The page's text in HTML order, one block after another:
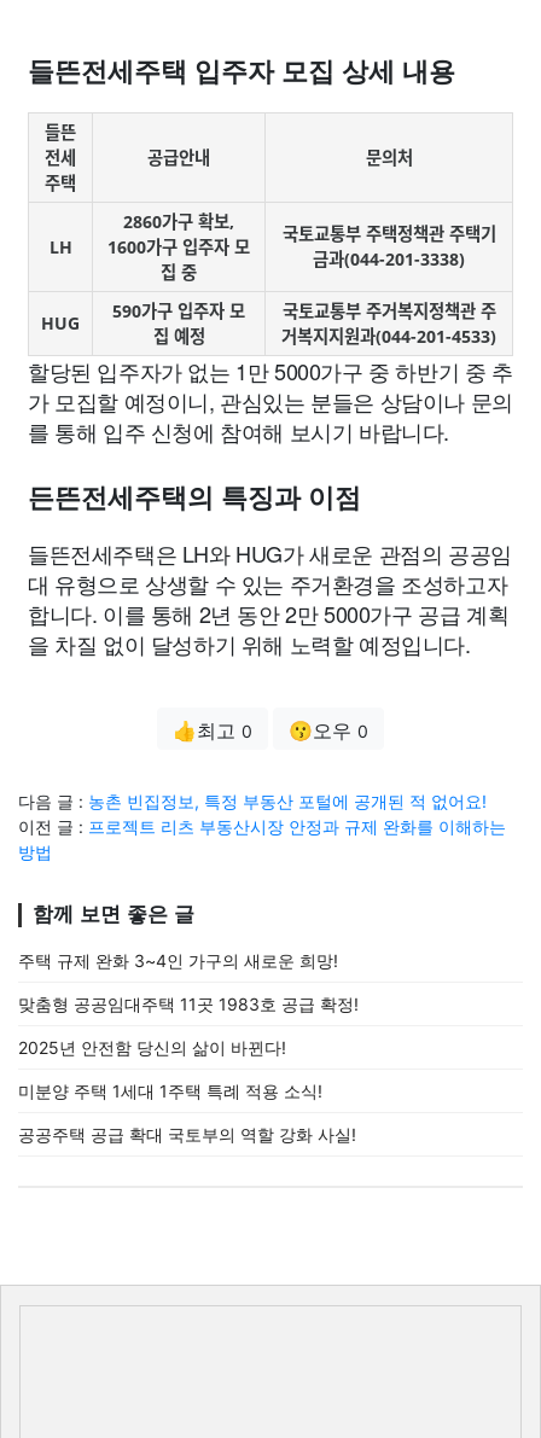
들뜬전세주택 입주자 모집 상세 내용
들뜬
전세
주택
공급안내 문의처
LH
2860가구 확보,
1600가구 입주자 모
집 중
국토교통부 주택정책관 주택기
금과(044-201-3338)
HUG
590가구 입주자 모
집 예정
국토교통부 주거복지정책관 주
거복지지원과(044-201-4533)
할당된 입주자가 없는 1만 5000가구 중 하반기 중 추
가 모집할 예정이니, 관심있는 분들은 상담이나 문의
를 통해 입주 신청에 참여해 보시기 바랍니다.
든뜬전세주택의 특징과 이점
들뜬전세주택은 LH와 HUG가 새로운 관점의 공공임
대 유형으로 상생할 수 있는 주거환경을 조성하고자
합니다. 이를 통해 2년 동안 2만 5000가구 공급 계획
을 차질 없이 달성하기 위해 노력할 예정입니다.
👍최고 0 😗오우 0
다음 글 : 농촌 빈집정보, 특정 부동산 포털에 공개된 적 없어요!
이전 글 : 프로젝트 리츠 부동산시장 안정과 규제 완화를 이해하는
방법
함께 보면 좋은 글
주택 규제 완화 3~4인 가구의 새로운 희망!
맞춤형 공공임대주택 11곳 1983호 공급 확정!
2025년 안전함 당신의 삶이 바뀐다!
미분양 주택 1세대 1주택 특례 적용 소식!
공공주택 공급 확대 국토부의 역할 강화 사실!